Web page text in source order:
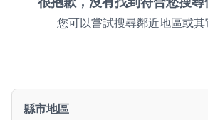
您可以嘗試搜尋鄰近地區或其
縣市地區